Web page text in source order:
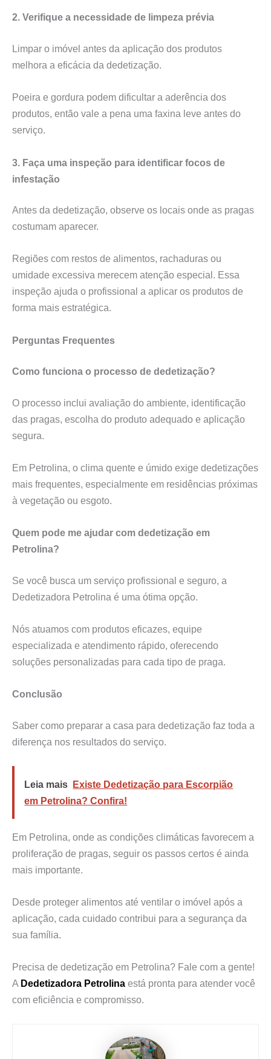
2. Verifique a necessidade de limpeza prévia
Limpar o imóvel antes da aplicação dos produtos
melhora a eficácia da dedetização.
Poeira e gordura podem dificultar a aderência dos
produtos, então vale a pena uma faxina leve antes do
serviço.
3. Faça uma inspeção para identificar focos de
infestação
Antes da dedetização, observe os locais onde as pragas
costumam aparecer.
Regiões com restos de alimentos, rachaduras ou
umidade excessiva merecem atenção especial. Essa
inspeção ajuda o profissional a aplicar os produtos de
forma mais estratégica.
Perguntas Frequentes
Como funciona o processo de dedetização?
O processo inclui avaliação do ambiente, identificação
das pragas, escolha do produto adequado e aplicação
segura.
Em Petrolina, o clima quente e úmido exige dedetizações
mais frequentes, especialmente em residências próximas
à vegetação ou esgoto.
Quem pode me ajudar com dedetização em
Petrolina?
Se você busca um serviço profissional e seguro, a
Dedetizadora Petrolina é uma ótima opção.
Nós atuamos com produtos eficazes, equipe
especializada e atendimento rápido, oferecendo
soluções personalizadas para cada tipo de praga.
Conclusão
Saber como preparar a casa para dedetização faz toda a
diferença nos resultados do serviço.
Leia mais
Existe Dedetização para Escorpião
em Petrolina? Confira!
Em Petrolina, onde as condições climáticas favorecem a
proliferação de pragas, seguir os passos certos é ainda
mais importante.
Desde proteger alimentos até ventilar o imóvel após a
aplicação, cada cuidado contribui para a segurança da
sua família.
Precisa de dedetização em Petrolina? Fale com a gente!
A Dedetizadora Petrolina está pronta para atender você
com eficiência e compromisso.